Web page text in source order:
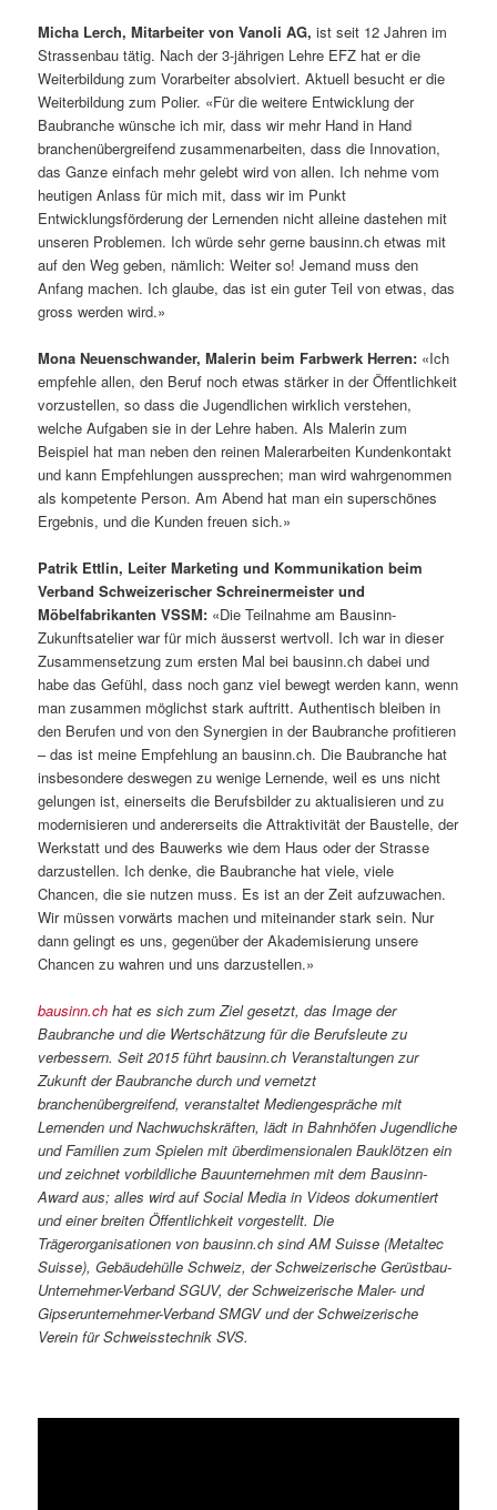
Micha Lerch, Mitarbeiter von Vanoli AG, ist seit 12 Jahren im
Strassenbau tätig. Nach der 3-jährigen Lehre EFZ hat er die
Weiterbildung zum Vorarbeiter absolviert. Aktuell besucht er die
Weiterbildung zum Polier. «Für die weitere Entwicklung der
Baubranche wünsche ich mir, dass wir mehr Hand in Hand
branchenübergreifend zusammenarbeiten, dass die Innovation,
das Ganze einfach mehr gelebt wird von allen. Ich nehme vom
heutigen Anlass für mich mit, dass wir im Punkt
Entwicklungsförderung der Lernenden nicht alleine dastehen mit
unseren Problemen. Ich würde sehr gerne bausinn.ch etwas mit
auf den Weg geben, nämlich: Weiter so! Jemand muss den
Anfang machen. Ich glaube, das ist ein guter Teil von etwas, das
gross werden wird.»
Mona Neuenschwander, Malerin beim Farbwerk Herren: «Ich
empfehle allen, den Beruf noch etwas stärker in der Öffentlichkeit
vorzustellen, so dass die Jugendlichen wirklich verstehen,
welche Aufgaben sie in der Lehre haben. Als Malerin zum
Beispiel hat man neben den reinen Malerarbeiten Kundenkontakt
und kann Empfehlungen aussprechen; man wird wahrgenommen
als kompetente Person. Am Abend hat man ein superschönes
Ergebnis, und die Kunden freuen sich.»
Patrik Ettlin, Leiter Marketing und Kommunikation beim
Verband Schweizerischer Schreinermeister und
Möbelfabrikanten VSSM: «Die Teilnahme am Bausinn-
Zukunftsatelier war für mich äusserst wertvoll. Ich war in dieser
Zusammensetzung zum ersten Mal bei bausinn.ch dabei und
habe das Gefühl, dass noch ganz viel bewegt werden kann, wenn
man zusammen möglichst stark auftritt. Authentisch bleiben in
den Berufen und von den Synergien in der Baubranche profitieren
– das ist meine Empfehlung an bausinn.ch. Die Baubranche hat
insbesondere deswegen zu wenige Lernende, weil es uns nicht
gelungen ist, einerseits die Berufsbilder zu aktualisieren und zu
modernisieren und andererseits die Attraktivität der Baustelle, der
Werkstatt und des Bauwerks wie dem Haus oder der Strasse
darzustellen. Ich denke, die Baubranche hat viele, viele
Chancen, die sie nutzen muss. Es ist an der Zeit aufzuwachen.
Wir müssen vorwärts machen und miteinander stark sein. Nur
dann gelingt es uns, gegenüber der Akademisierung unsere
Chancen zu wahren und uns darzustellen.»
bausinn.ch hat es sich zum Ziel gesetzt, das Image der
Baubranche und die Wertschätzung für die Berufsleute zu
verbessern. Seit 2015 führt bausinn.ch Veranstaltungen zur
Zukunft der Baubranche durch und vernetzt
branchenübergreifend, veranstaltet Mediengespräche mit
Lernenden und Nachwuchskräften, lädt in Bahnhöfen Jugendliche
und Familien zum Spielen mit überdimensionalen Bauklötzen ein
und zeichnet vorbildliche Bauunternehmen mit dem Bausinn-
Award aus; alles wird auf Social Media in Videos dokumentiert
und einer breiten Öffentlichkeit vorgestellt. Die
Trägerorganisationen von bausinn.ch sind AM Suisse (Metaltec
Suisse), Gebäudehülle Schweiz, der Schweizerische Gerüstbau-
Unternehmer-Verband SGUV, der Schweizerische Maler- und
Gipserunternehmer-Verband SMGV und der Schweizerische
Verein für Schweisstechnik SVS.